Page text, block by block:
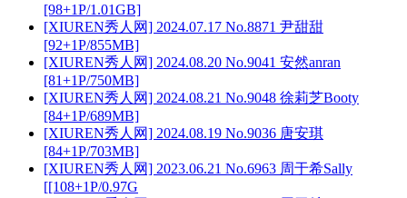
[98+1P/1.01GB]
[XIUREN秀人网] 2024.07.17 No.8871 尹甜甜
[92+1P/855MB]
[XIUREN秀人网] 2024.08.20 No.9041 安然anran
[81+1P/750MB]
[XIUREN秀人网] 2024.08.21 No.9048 徐莉芝Booty
[84+1P/689MB]
[XIUREN秀人网] 2024.08.19 No.9036 唐安琪
[84+1P/703MB]
[XIUREN秀人网] 2023.06.21 No.6963 周于希Sally
[[108+1P/0.97G